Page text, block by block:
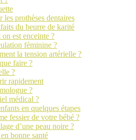
prothèses dentaires
du beurre de karité
est enceinte ?
féminine ?
la tension artérielle ?
faire ?
?
rapidement
?
médical ?
en quelques étapes
fessier de votre bébé ?
d’une peau noire ?
bonne santé